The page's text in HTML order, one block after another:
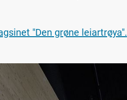
"Den grøne leiartrøya".